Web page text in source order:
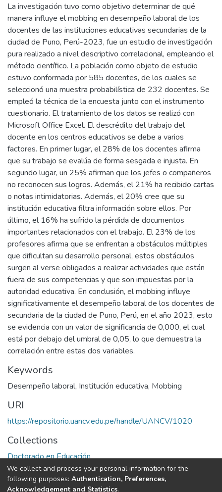
La investigación tuvo como objetivo determinar de qué
manera influye el mobbing en desempeño laboral de los
docentes de las instituciones educativas secundarias de la
ciudad de Puno, Perú-2023, fue un estudio de investigación
pura realizado a nivel descriptivo correlacional, empleando el
método científico. La población como objeto de estudio
estuvo conformada por 585 docentes, de los cuales se
seleccionó una muestra probabilística de 232 docentes. Se
empleó la técnica de la encuesta junto con el instrumento
cuestionario. El tratamiento de los datos se realizó con
Microsoft Office Excel. El descrédito del trabajo del
docente en los centros educativos se debe a varios
factores. En primer lugar, el 28% de los docentes afirma
que su trabajo se evalúa de forma sesgada e injusta. En
segundo lugar, un 25% afirman que los jefes o compañeros
no reconocen sus logros. Además, el 21% ha recibido cartas
o notas intimidatorias. Además, el 20% cree que su
institución educativa filtra información sobre ellos. Por
último, el 16% ha sufrido la pérdida de documentos
importantes relacionados con el trabajo. El 23% de los
profesores afirma que se enfrentan a obstáculos múltiples
que dificultan su desarrollo personal, estos obstáculos
surgen al verse obligados a realizar actividades que están
fuera de sus competencias y que son impuestas por la
autoridad educativa. En conclusión, el mobbing influye
significativamente el desempeño laboral de los docentes de
secundaria de la ciudad de Puno, Perú, en el año 2023, esto
se evidencia con un valor de significancia de 0,000, el cual
está por debajo del umbral de 0,05, lo que demuestra la
correlación entre estas dos variables.
Keywords
Desempeño laboral, Institución educativa, Mobbing
URI
https://repositorio.uancv.edu.pe/handle/UANCV/1020
Collections
Doctorado en Educación
Full item page
We collect and process your personal information for the
following purposes: Authentication, Preferences,
Acknowledgement and Statistics.